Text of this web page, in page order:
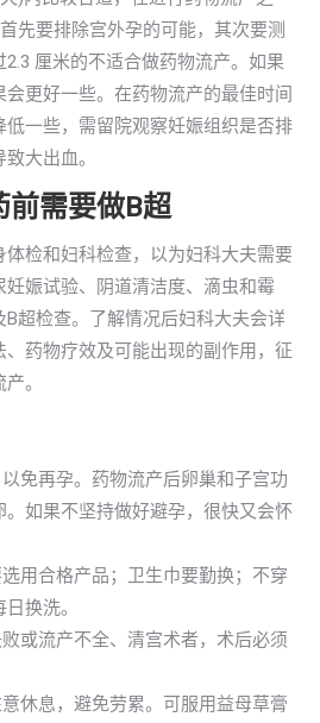
先要排除宫外孕的可能，其次要测
厘米的不适合做药物流产。如果
更好一些。在药物流产的最佳时间
一些，需留院观察妊娠组织是否排
大出血。
前需要做B超
检和妇科检查，以为妇科大夫需要
娠试验、阴道清洁度、滴虫和霉
超检查。了解情况后妇科大夫会详
药物疗效及可能出现的副作用，征
。
免再孕。药物流产后卵巢和子宫功
如果不坚持做好避孕，很快又会怀
用合格产品；卫生巾要勤换；不穿
换洗。
或流产不全、清宫术者，术后必须
休息，避免劳累。可服用益母草膏